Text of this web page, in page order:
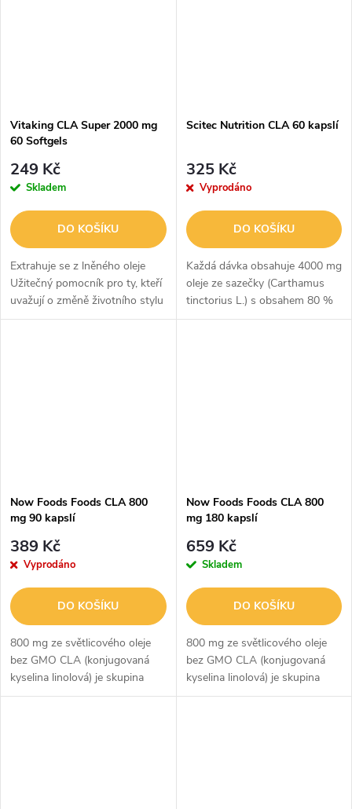
Vitaking CLA Super 2000 mg
60 Softgels
249 Kč
Skladem
DO KOŠÍKU
Extrahuje se z lněného oleje
Užitečný pomocník pro ty, kteří
uvažují o změně životního stylu
Užitečné živiny pro váš
Scitec Nutrition CLA 60 kapslí
325 Kč
Vyprodáno
DO KOŠÍKU
Každá dávka obsahuje 4000 mg
oleje ze sazečky (Carthamus
tinctorius L.) s obsahem 80 %
konjugované kyseliny linolové,
Now Foods Foods CLA 800
mg 90 kapslí
389 Kč
Vyprodáno
DO KOŠÍKU
800 mg ze světlicového oleje
bez GMO CLA (konjugovaná
kyselina linolová) je skupina
mastných kyselin
Now Foods Foods CLA 800
mg 180 kapslí
659 Kč
Skladem
DO KOŠÍKU
800 mg ze světlicového oleje
bez GMO CLA (konjugovaná
kyselina linolová) je skupina
mastných kyselin